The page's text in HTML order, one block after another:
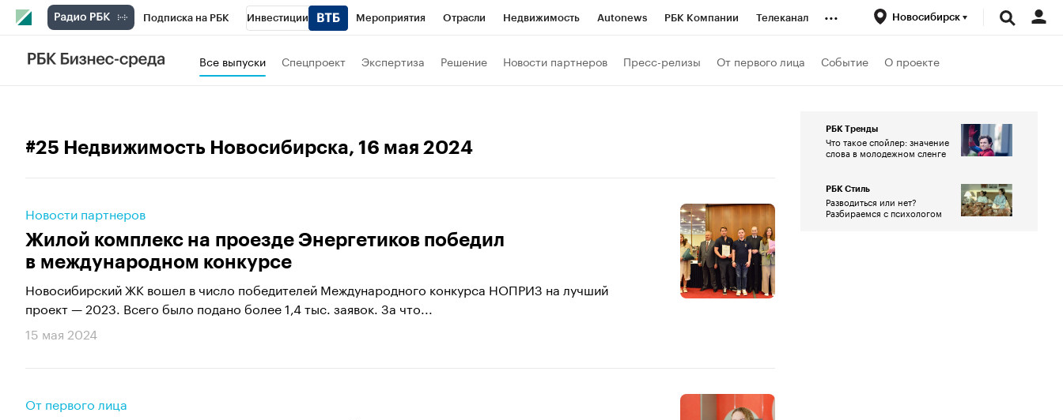
Подписка на РБК Инвестиции Мероприятия Отрасли Недвижимость Autonews РБК Компании Телеканал
РБК Вино
Политика Экономика
... Новосибирск
Все выпуски Спецпроект Экспертиза Решение Новости партнеров Пресс-релизы От первого лица Событие О проекте
#25 Недвижимость Новосибирска, 16 мая 2024
Новости партнеров
Жилой комплекс на проезде Энергетиков победил
в международном конкурсе
Новосибирский ЖК вошел в число победителей Международного конкурса НОПРИЗ на лучший
проект — 2023. Всего было подано более 1,4 тыс. заявок. За что...
15 мая 2024
От первого лица
РБК Тренды
Что такое спойлер: значение
слова в молодежном сленге
РБК Стиль
Разводиться или нет?
Разбираемся с психологом